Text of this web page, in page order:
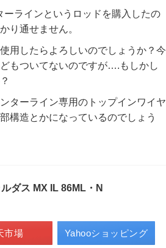
ラインというロッドを購入したの
り通せません。
用したらよろしいのでしょうか？今
もついてないのですが….もしかし
ターライン専用のトップインワイヤ
構造とかになっているのでしょう
ダス MX IL 86ML・N
市場 Yahooショッピング